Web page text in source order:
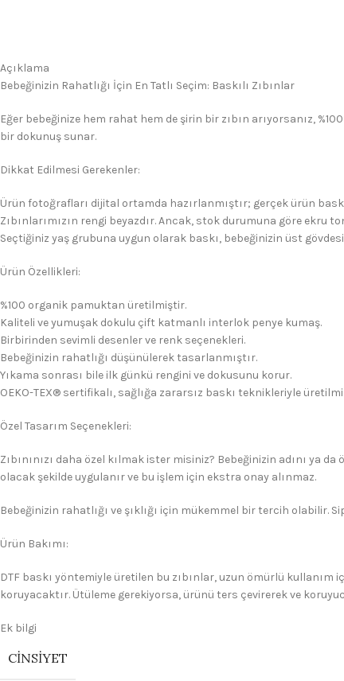
Açıklama
Bebeğinizin Rahatlığı İçin En Tatlı Seçim: Baskılı Zıbınlar
Eğer bebeğinize hem rahat hem de şirin bir zıbın arıyorsanız,
bir dokunuş sunar.
Dikkat Edilmesi Gerekenler:
Ürün fotoğrafları dijital ortamda hazırlanmıştır; gerçek ürün
Zıbınlarımızın rengi beyazdır. Ancak, stok durumuna göre ekru
Seçtiğiniz yaş grubuna uygun olarak baskı, bebeğinizin üst
Ürün Özellikleri:
%100 organik pamuktan üretilmiştir.
Kaliteli ve yumuşak dokulu çift katmanlı interlok penye kumaş.
Birbirinden sevimli desenler ve renk seçenekleri.
Bebeğinizin rahatlığı düşünülerek tasarlanmıştır.
Yıkama sonrası bile ilk günkü rengini ve dokusunu korur.
OEKO-TEX® sertifikalı, sağlığa zararsız baskı teknikleriyle
Özel Tasarım Seçenekleri:
Zıbınınızı daha özel kılmak ister misiniz? Bebeğinizin adını ya
olacak şekilde uygulanır ve bu işlem için ekstra onay alınmaz.
Bebeğinizin rahatlığı ve şıklığı için mükemmel bir tercih olabilir.
Ürün Bakımı:
DTF baskı yöntemiyle üretilen bu zıbınlar, uzun ömürlü
koruyacaktır. Ütüleme gerekiyorsa, ürünü ters çevirerek ve
Ek bilgi
CINSIYET